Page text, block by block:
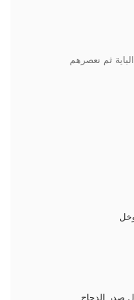
ثم نعصرهم
صدر الدجاج